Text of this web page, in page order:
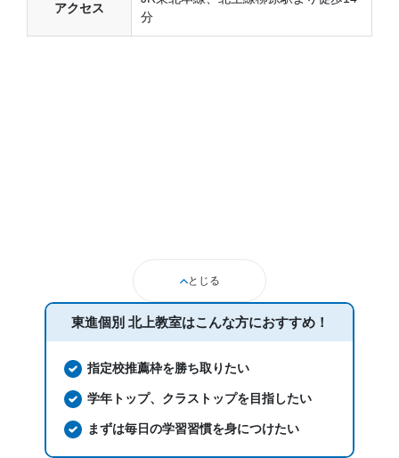
アクセス
分
とじる
東進個別 北上教室はこんな方におすすめ！
指定校推薦枠を勝ち取りたい
学年トップ、クラストップを目指したい
まずは毎日の学習習慣を身につけたい